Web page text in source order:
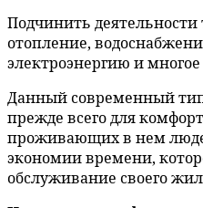
Подчинить
отопление,
электроэнергию и многое
Данный современный
прежде всего для
проживающих в нем
экономии времени,
обслуживание своего